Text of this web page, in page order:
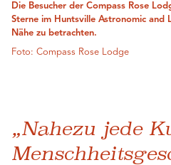
Die Besucher der Compass Rose
Sterne im Huntsville Astronomic and
Nähe zu betrachten.
Foto: Compass Rose Lodge
„Nahezu jede